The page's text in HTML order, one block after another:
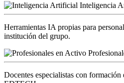
Inteligencia
Herramientas IA propias para
institución del grupo.
Docentes especialistas con